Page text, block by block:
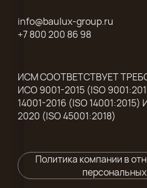
info@baulux-group.ru
+7 800 200 86 98
ИСМ СООТВЕТСТВУЕТ
ИСО 9001-2015 (ISO
14001-2016 (ISO
2020 (ISO 45001:2018)
Политика компании в